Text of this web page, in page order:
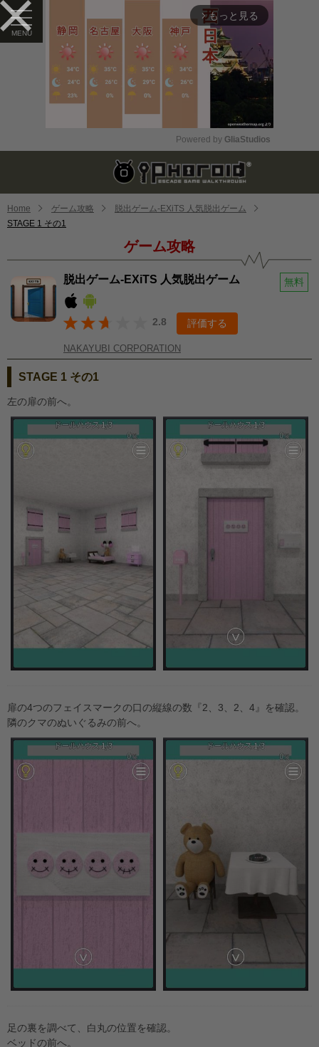
arrow_forward_ios もっと見る
Mute
Powered by GliaStudios
Home ゲーム攻略
脱出ゲーム-EXiTS 人気脱出ゲーム
STAGE 1 その1
ゲーム攻略
脱出ゲーム-EXiTS 人気脱出ゲーム 無料
2.8 評価する
NAKAYUBI CORPORATION
STAGE 1 その1
左の扉の前へ。
扉の4つのフェイスマークの口の縦線の数『2、3、2、4』を確認。
隣のクマのぬいぐるみの前へ。
足の裏を調べて、白丸の位置を確認。
ベッドの前へ。